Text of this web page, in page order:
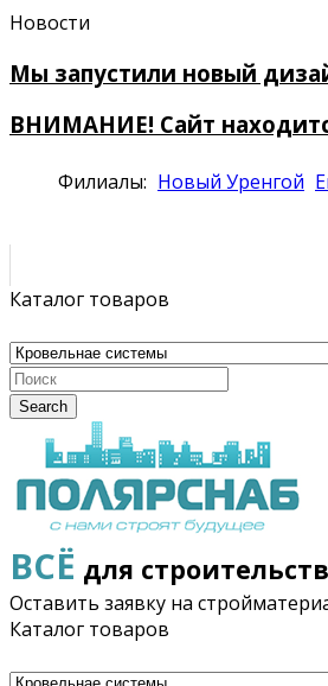
Новости
Мы запустили новый
ВНИМАНИЕ! Сайт
Филиалы: Новый Уренгой
Каталог товаров
Search
ВСЁ для
Оставить заявку на
Каталог товаров